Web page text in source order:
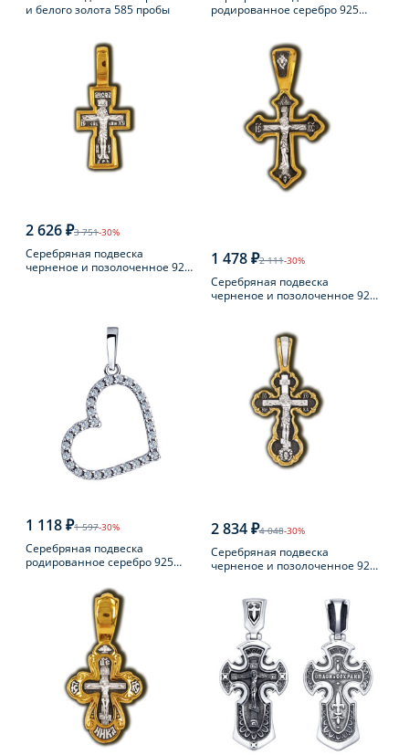
и белого золота 585 пробы
родированное серебро 925
2 626 ₽3 751-30%
Серебряная подвеска
черненое и позолоченное 925
1 478 ₽2 111-30%
Серебряная подвеска
черненое и позолоченное 925
1 118 ₽1 597-30%
Серебряная подвеска
родированное серебро 925
2 834 ₽4 048-30%
Серебряная подвеска
черненое и позолоченное 925